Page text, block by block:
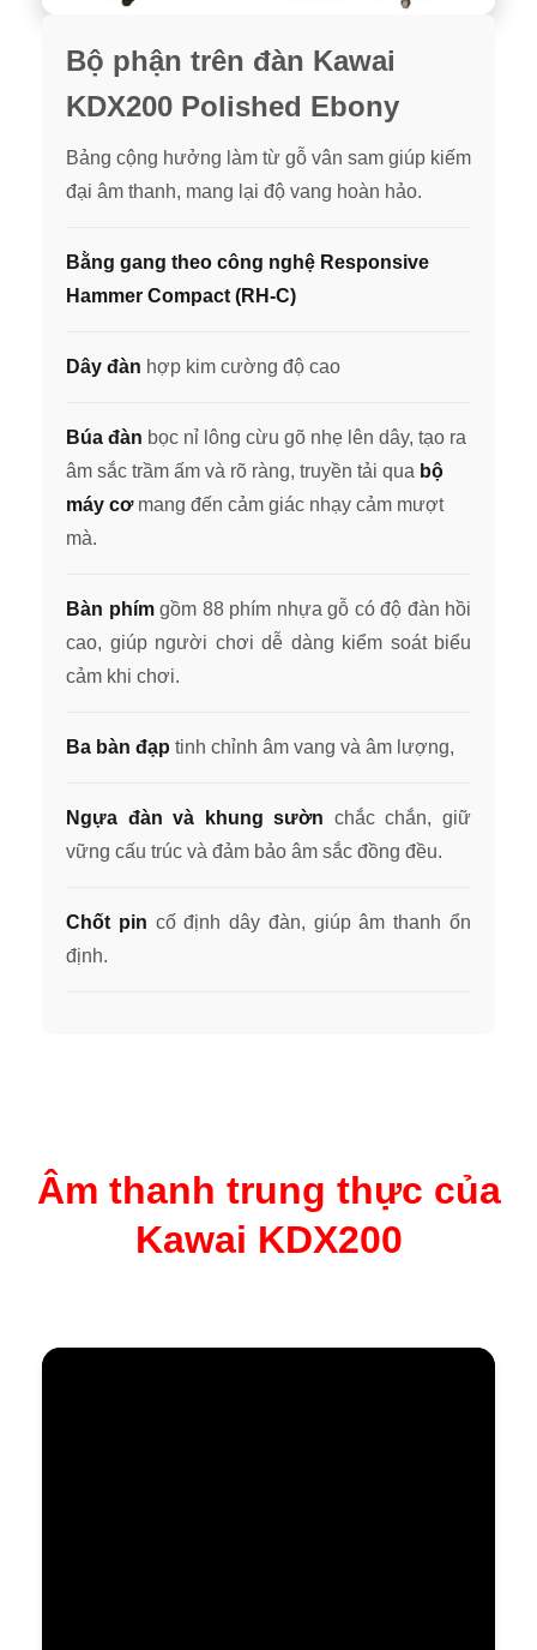
Bộ phận trên đàn Kawai
KDX200 Polished Ebony
Bảng cộng hưởng làm từ gỗ vân sam giúp kiếm
đại âm thanh, mang lại độ vang hoàn hảo.
Bằng gang theo công nghệ Responsive
Hammer Compact (RH-C)
Dây đàn hợp kim cường độ cao
Búa đàn bọc nỉ lông cừu gõ nhẹ lên dây, tạo ra
âm sắc trầm ấm và rõ ràng, truyền tải qua bộ
máy cơmang đến cảm giác nhạy cảm mượt
mà.
Bàn phímgồm 88 phím nhựa gỗ có độ đàn hồi
cao, giúp người chơi dễ dàng kiểm soát biểu
cảm khi chơi.
Ba bàn đạp tinh chỉnh âm vang và âm lượng,
Ngựa đàn và khung sườn chắc chắn, giữ
vững cấu trúc và đảm bảo âm sắc đồng đều.
Chốt pin cố định dây đàn, giúp âm thanh ổn
định.
Âm thanh trung thực của
Kawai KDX200